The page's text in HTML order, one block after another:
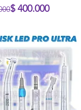
oferta
$ 400.000